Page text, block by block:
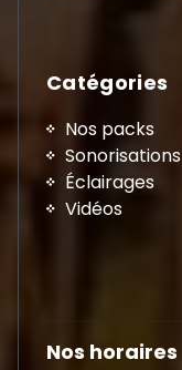
Catégories
Nos packs
Sonorisations
Éclairages
Vidéos
Nos horaires